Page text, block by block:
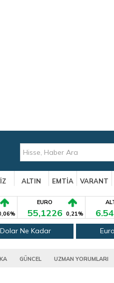
ALTIN EMTİA VARANT
EURO
55,1226 0,21%
Dolar Ne Kadar
GÜNCEL UZMAN YORUMLARI